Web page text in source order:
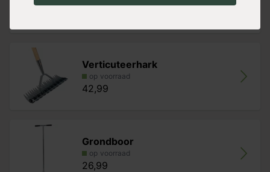
Verticuteerhark
op voorraad
42,99
Grondboor
op voorraad
26,99